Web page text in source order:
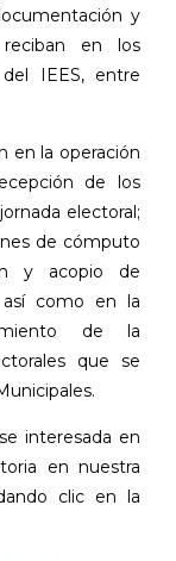
y
en los
IEES, entre
en la operación
de los
electoral;
de cómputo
y acopio de
así como en la
de la
que se
interesada en
en nuestra
clic en la